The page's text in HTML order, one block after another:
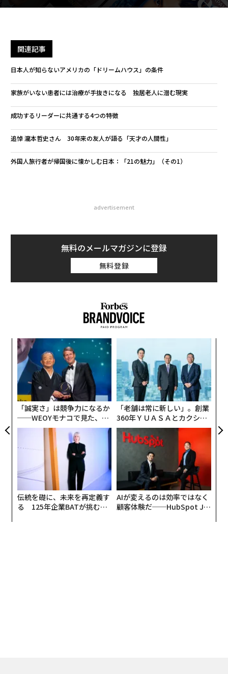
関連記事
日本人が知らないアメリカの「ドリームハウス」の条件
家族がいない患者には治療が手抜きになる 独居老人に潜む現実
成功するリーダーに共通する4つの特徴
追悼 瀧本哲史さん 30年来の友人が語る「天才の人間性」
外国人旅行者が帰国後に懐かしむ日本：「21の魅力」（その1）
advertisement
無料のメールマガジンに登録
無料登録
「誠実さ」は競争力になるか
──WEOYモナコで見た、く
ら寿司の経営哲学
「老舗は常に新しい」。創業
360年ＹＵＡＳＡとカクシン
CEO田尻望が語る、AIを超え
る人の価値
伝統を礎に、未来を再定義す
る 125年企業BATが挑むス
AIが変えるのは効率ではなく
顧客体験だ──HubSpot Ja